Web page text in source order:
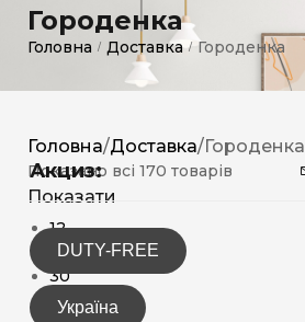
Городенка
Головна / Доставка / Городенка
Акциз:
DUTY-FREE
Україна
Головна/Доставка/Городенка
Показано всі 170 товарів
Показати
12
15
30